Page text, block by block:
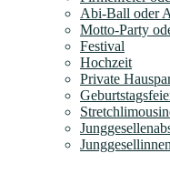
Abi-Ball oder
Motto-Party
Festival
Hochzeit
Private